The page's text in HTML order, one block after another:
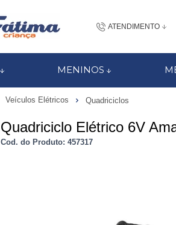
ATENDIMENTO
MENINOS
Veículos Elétricos Quadriciclos
Quadriciclo Elétrico 6V
Cod. do Produto: 457317